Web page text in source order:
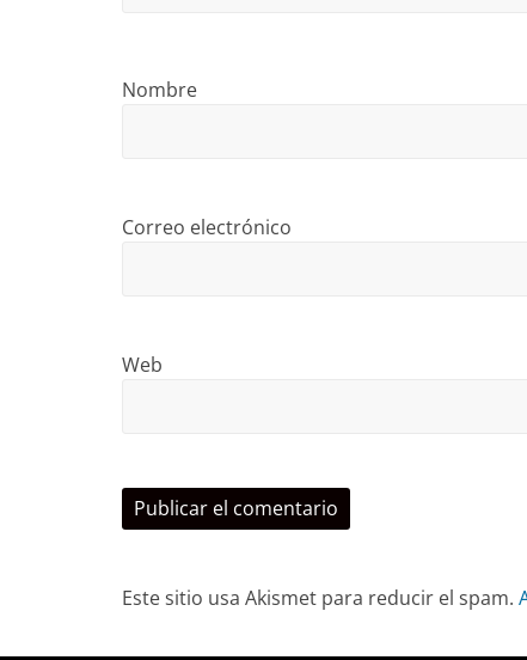
Nombre
Correo electrónico
Web
Este sitio usa Akismet para reducir el spam.